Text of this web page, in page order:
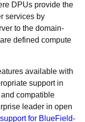
DPUs provide the
services by
to the domain-
defined compute
available with
support in
compatible
leader in open
for BlueField-